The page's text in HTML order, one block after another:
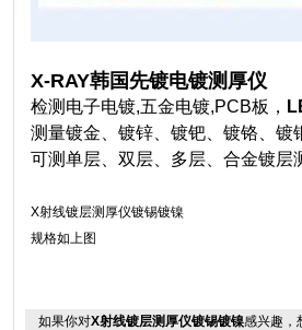
X-RAY韩国先镀电镀测厚仪
检测电子电镀,五金电镀,PCB板，
测量镀金、镀锌、镀钯、镀铬、
可测单层、双层、多层、合金镀层
X射线镀层测厚仪镀锡镀镍
规格如上图
如果你对X射线镀层测厚仪镀锡镀镍感兴趣，